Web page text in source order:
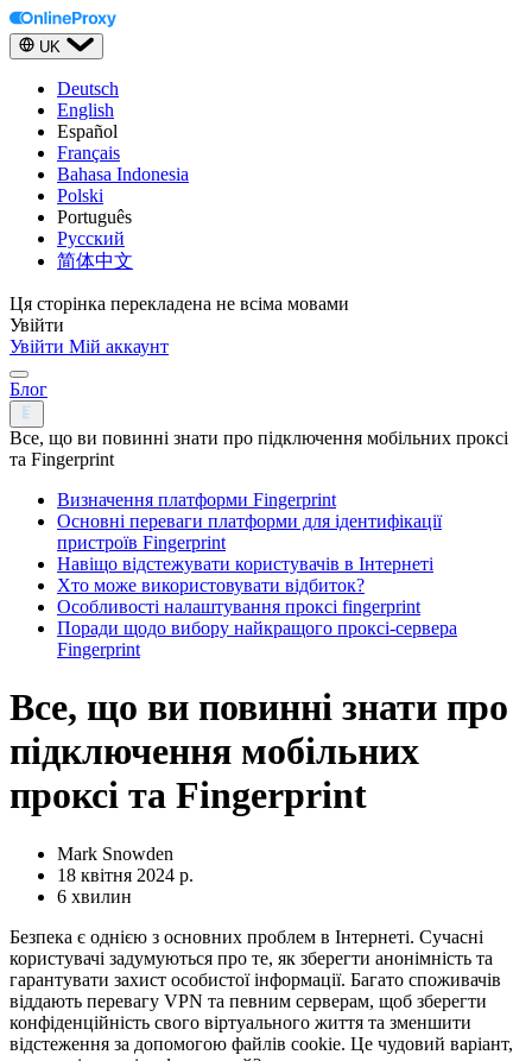
UK
Deutsch
English
Español
Français
Bahasa Indonesia
Polski
Português
Русский
简体中文
Ця сторінка перекладена не всіма мовами
Увійти
Увійти Мій аккаунт
Блог
Все, що ви повинні знати про підключення мобільних проксі
та Fingerprint
Визначення платформи Fingerprint
Основні переваги платформи для ідентифікації
пристроїв Fingerprint
Навіщо відстежувати користувачів в Інтернеті
Хто може використовувати відбиток?
Особливості налаштування проксі fingerprint
Поради щодо вибору найкращого проксі-сервера
Fingerprint
Все, що ви повинні знати про
підключення мобільних
проксі та Fingerprint
Mark Snowden
18 квітня 2024 р.
6 хвилин
Безпека є однією з основних проблем в Інтернеті. Сучасні
користувачі задумуються про те, як зберегти анонімність та
гарантувати захист особистої інформації. Багато споживачів
віддають перевагу VPN та певним серверам, щоб зберегти
конфіденційність свого віртуального життя та зменшити
відстеження за допомогою файлів cookie. Це чудовий варіант,